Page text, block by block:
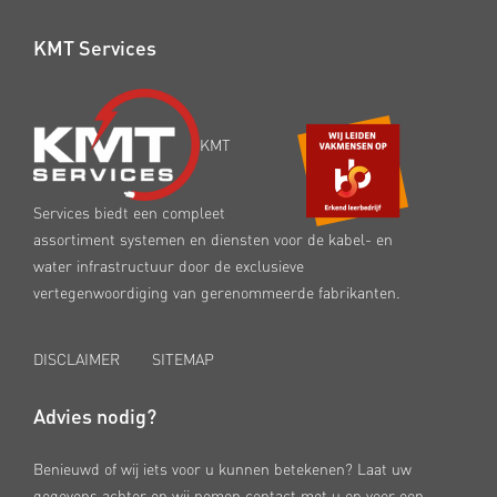
KMT Services
KMT
Services biedt een compleet
assortiment systemen en diensten voor de kabel- en
water infrastructuur door de exclusieve
vertegenwoordiging van gerenommeerde fabrikanten.
DISCLAIMER SITEMAP
Advies nodig?
Benieuwd of wij iets voor u kunnen betekenen? Laat uw